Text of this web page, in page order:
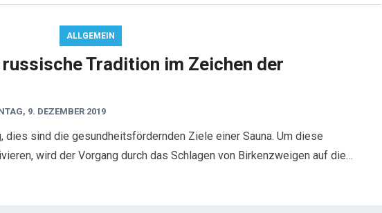
ALLGEMEIN
Tradition im Zeichen der
9. DEZEMBER 2019
dies sind die gesundheitsfördernden Ziele einer Sauna. Um diese
wird der Vorgang durch das Schlagen von Birkenzweigen auf die…